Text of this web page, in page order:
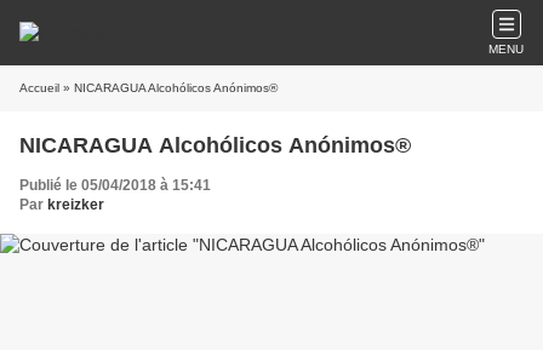
MENU
Accueil » NICARAGUA Alcohólicos Anónimos®
NICARAGUA Alcohólicos Anónimos®
Publié le 05/04/2018 à 15:41
Par kreizker